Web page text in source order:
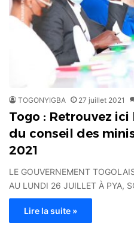
TOGONYIGBA 27 juillet 2021
Togo : Retrouvez
du conseil des
2021
LE GOUVERNEMENT
AU LUNDI 26 JUILLET À PYA,
Lire la suite »